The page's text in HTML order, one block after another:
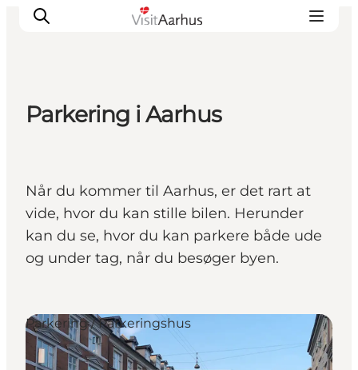
Byer og steder
Planlæg ferien
Transport
Parkering i Aarhus
Når du kommer til Aarhus, er det rart at
vide, hvor du kan stille bilen. Herunder
kan du se, hvor du kan parkere både ude
og under tag, når du besøger byen.
Parkering / Parkeringshus